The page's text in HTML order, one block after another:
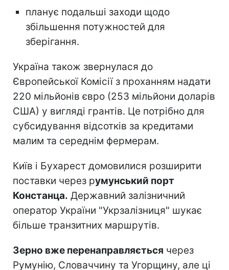
планує подальші заходи щодо
збільшення потужностей для
зберігання.
Україна також звернулася до
Європейської Комісії з проханням надати
220 мільйонів євро (253 мільйони доларів
США) у вигляді грантів. Це потрібно для
субсидування відсотків за кредитами
малим та середнім фермерам.
Київ і Бухарест домовилися розширити
поставки через румунський порт
Констанца. Державний залізничний
оператор України "Укрзалізниця" шукає
більше транзитних маршрутів.
Зерно вже перенаправляється через
Румунію, Словаччину та Угорщину, але ці